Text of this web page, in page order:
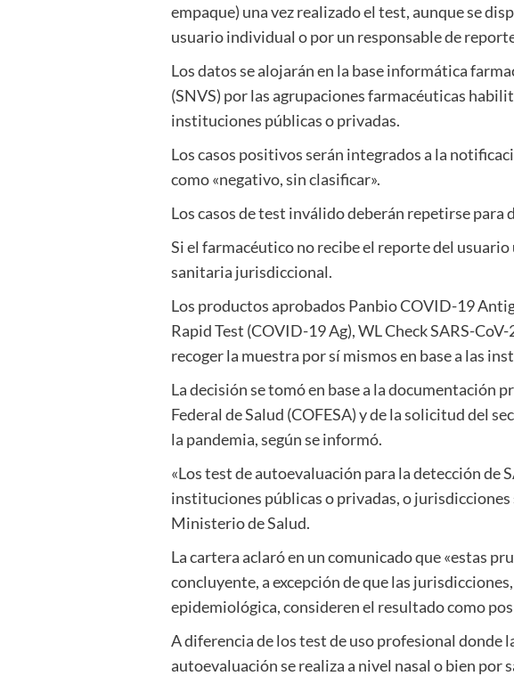
empaque) una vez realizado el test, aunque se
usuario individual o por un responsable de
Los datos se alojarán en la base informática
(SNVS) por las agrupaciones farmacéuticas
instituciones públicas o privadas.
Los casos positivos serán integrados a la
como «negativo, sin clasificar».
Los casos de test inválido deberán repetirse para
Si el farmacéutico no recibe el reporte del
sanitaria jurisdiccional.
Los productos aprobados Panbio COVID-19
Rapid Test (COVID-19 Ag), WL Check SARS-
recoger la muestra por sí mismos en base a las
La decisión se tomó en base a la documentación
Federal de Salud (COFESA) y de la solicitud del
la pandemia, según se informó.
«Los test de autoevaluación para la detección
instituciones públicas o privadas, o
Ministerio de Salud.
La cartera aclaró en un comunicado que «estas
concluyente, a excepción de que las
epidemiológica, consideren el resultado como
A diferencia de los test de uso profesional donde
autoevaluación se realiza a nivel nasal o bien por